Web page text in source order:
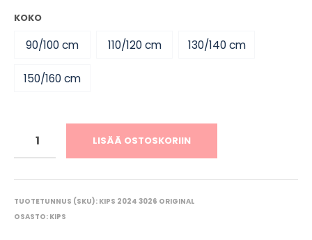
KOKO
90/100 cm 110/120 cm 130/140 cm
150/160 cm
LISÄÄ OSTOSKORIIN
TUOTETUNNUS (SKU): KIPS 2024 3026 ORIGINAL
OSASTO: KIPS